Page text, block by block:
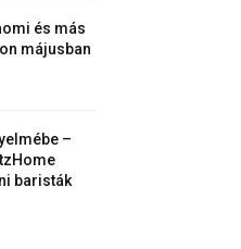
és más
májusban
–
baristák